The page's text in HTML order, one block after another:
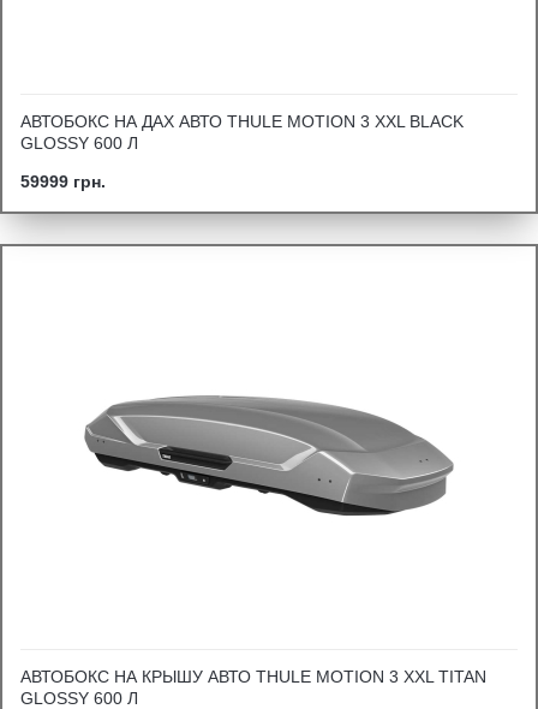
АВТОБОКС НА ДАХ АВТО THULE MOTION 3 XXL BLACK
GLOSSY 600 Л
59999 грн.
АВТОБОКС НА КРЫШУ АВТО THULE MOTION 3 XXL TITAN
GLOSSY 600 Л